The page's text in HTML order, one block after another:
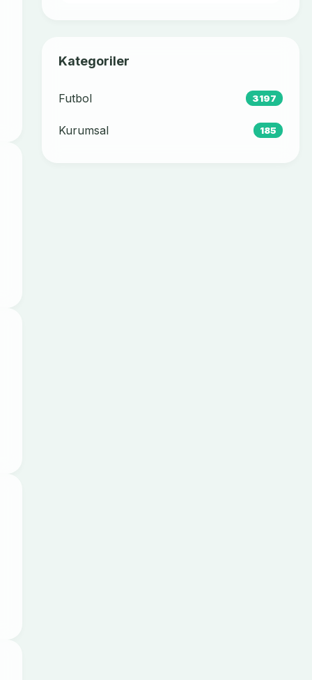
Kategoriler
Futbol 3197
Kurumsal 185